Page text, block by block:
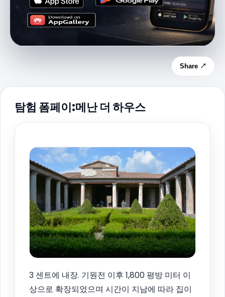
Share ↗
탐험 폼페이:메난 더 하우스
3 센트에 내장. 기원전 이후 1,800 평방 미터 이
상으로 확장되었으며 시간이 지남에 따라 집이